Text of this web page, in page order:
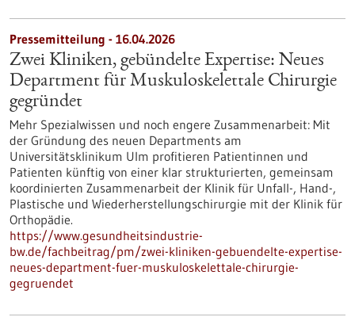
Pressemitteilung - 16.04.2026
Zwei Kliniken, gebündelte Expertise: Neues
Department für Muskuloskelettale Chirurgie
gegründet
Mehr Spezialwissen und noch engere Zusammenarbeit: Mit
der Gründung des neuen Departments am
Universitätsklinikum Ulm profitieren Patientinnen und
Patienten künftig von einer klar strukturierten, gemeinsam
koordinierten Zusammenarbeit der Klinik für Unfall-​, Hand-,
Plastische und Wiederherstellungschirurgie mit der Klinik für
Orthopädie.
https://www.gesundheitsindustrie-
bw.de/fachbeitrag/pm/zwei-kliniken-gebuendelte-expertise-
neues-department-fuer-muskuloskelettale-chirurgie-
gegruendet